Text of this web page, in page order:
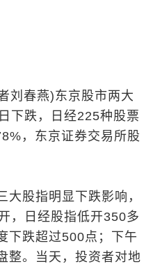
刘春燕)东京股市两大
下跌，日经225种股票
，东京证券交易所股
大股指明显下跌影响，
，日经股指低开350多
下跌超过500点；下午
整。当天，投资者对地